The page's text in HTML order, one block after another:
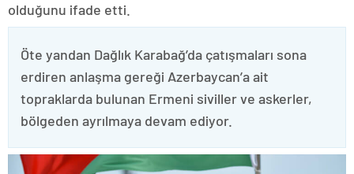
olduğunu ifade etti.
Öte yandan Dağlık Karabağ’da çatışmaları sona
erdiren anlaşma gereği Azerbaycan’a ait
topraklarda bulunan Ermeni siviller ve askerler,
bölgeden ayrılmaya devam ediyor.